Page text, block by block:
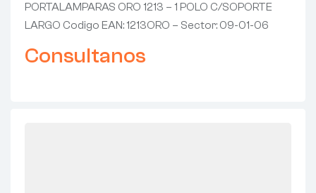
PORTALAMPARAS ORO 1213 – 1 POLO C/SOPORTE
LARGO Codigo EAN: 1213ORO – Sector: 09-01-06
Consultanos